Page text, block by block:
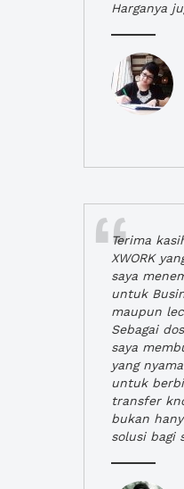
Harganya
Terima
XWORK
saya
untuk
maupun
Sebagai
saya
yang
untuk
transfer
bukan
solusi bagi